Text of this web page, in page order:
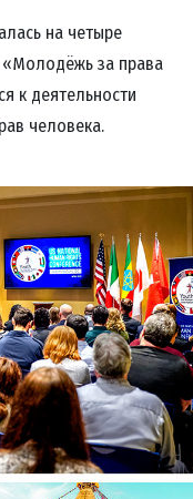
на четыре
за права
к деятельности
человека.